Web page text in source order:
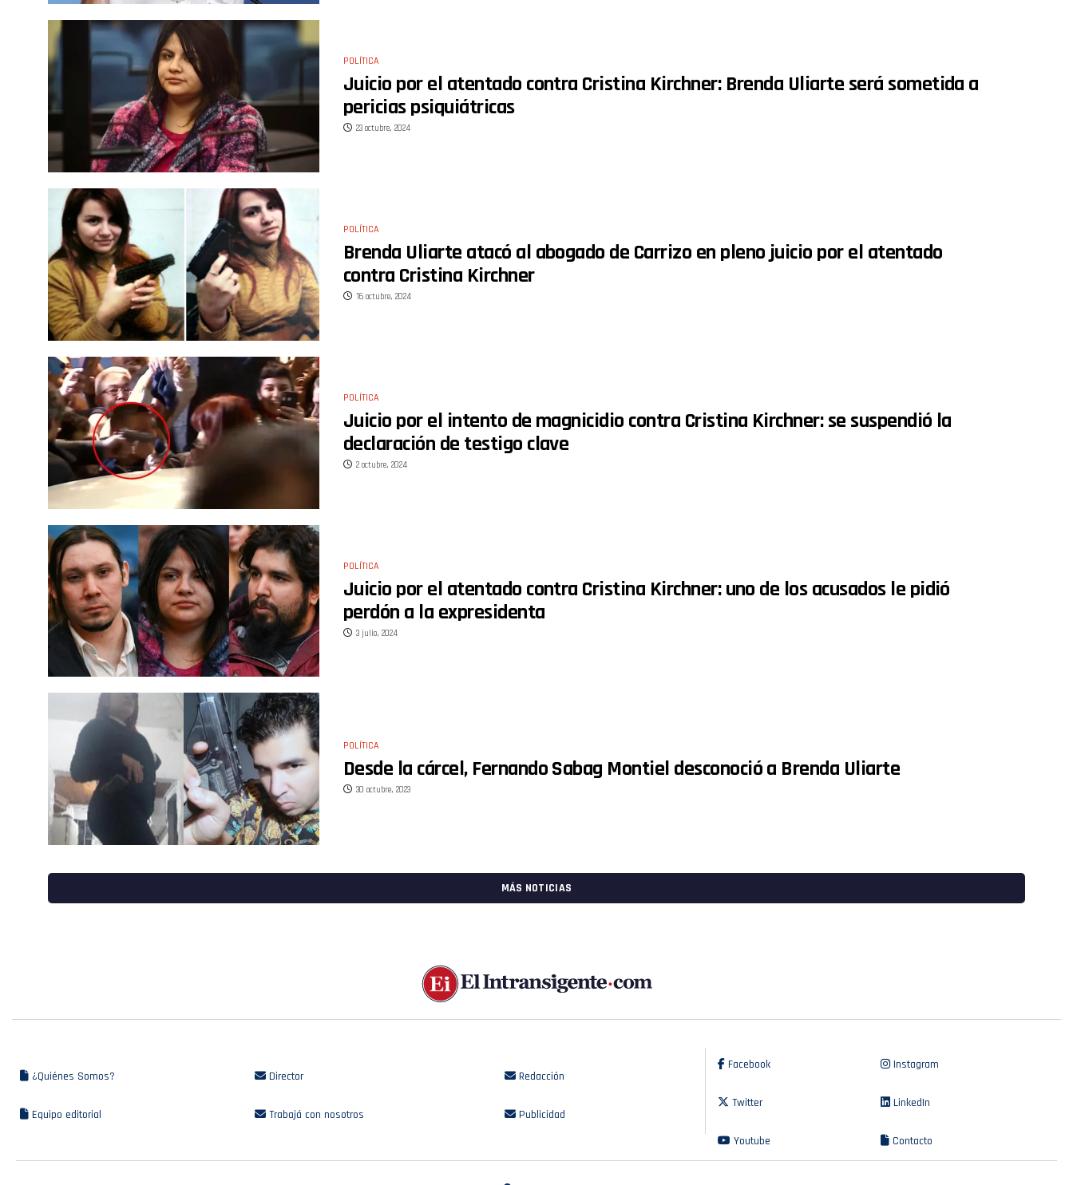
POLÍTICA
Juicio por el atentado contra Cristina Kirchner: Brenda Uliarte será sometida a
pericias psiquiátricas
23 octubre, 2024
POLÍTICA
Brenda Uliarte atacó al abogado de Carrizo en pleno juicio por el atentado
contra Cristina Kirchner
16 octubre, 2024
POLÍTICA
Juicio por el intento de magnicidio contra Cristina Kirchner: se suspendió la
declaración de testigo clave
2 octubre, 2024
POLÍTICA
Juicio por el atentado contra Cristina Kirchner: uno de los acusados le pidió
perdón a la expresidenta
3 julio, 2024
POLÍTICA
Desde la cárcel, Fernando Sabag Montiel desconoció a Brenda Uliarte
30 octubre, 2023
MÁS NOTICIAS
¿Quiénes Somos? Director Redacción
Equipo editorial Trabajá con nosotros Publicidad
Facebook Instagram
Twitter LinkedIn
Youtube Contacto